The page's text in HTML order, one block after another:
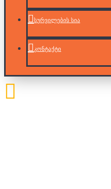
სურვილების სია
კონტაქტი